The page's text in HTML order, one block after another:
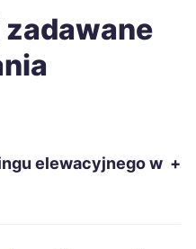
104 zł
105 zł
elewacyjnego w +